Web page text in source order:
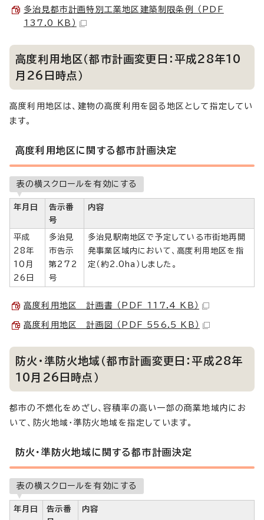
多治見都市計画特別工業地区建築制限条例 （PDF
137.0 KB）
高度利用地区（都市計画変更日：平成28年10
月26日時点）
高度利用地区は、建物の高度利用を図る地区として指定してい
ます。
高度利用地区に関する都市計画決定
表の横スクロールを有効にする
年月日
告示番
号
内容
平成
28年
10月
26日
多治見
市告示
第272
号
多治見駅南地区で予定している市街地再開
発事業区域内において、高度利用地区を指
定（約2.0ha）しました。
高度利用地区 計画書 （PDF 117.4 KB）
高度利用地区 計画図 （PDF 556.5 KB）
防火・準防火地域（都市計画変更日：平成28年
10月26日時点）
都市の不燃化をめざし、容積率の高い一部の商業地域内にお
いて、防火地域・準防火地域を指定しています。
防火・準防火地域に関する都市計画決定
表の横スクロールを有効にする
年月日
告示番
内容